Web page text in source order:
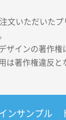
文いただいた
ザインの著作
は著作権違反と
ンサンプル